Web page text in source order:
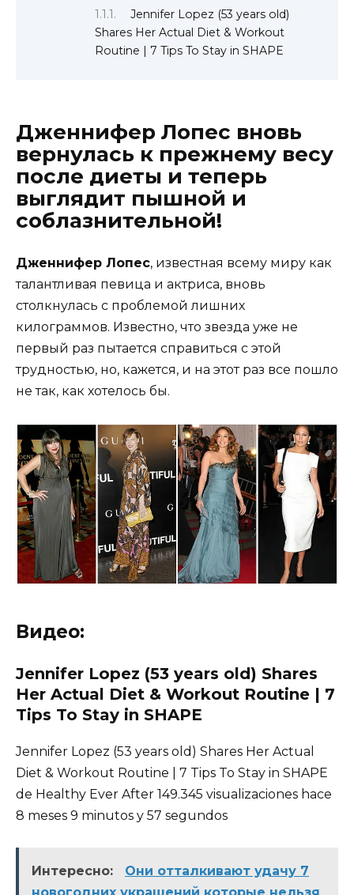
Jennifer Lopez (53 years old)
Shares Her Actual Diet & Workout
Routine | 7 Tips To Stay in SHAPE
Дженнифер Лопес вновь
вернулась к прежнему весу
после диеты и теперь
выглядит пышной и
соблазнительной!
Дженнифер Лопес, известная всему миру как
талантливая певица и актриса, вновь
столкнулась с проблемой лишних
килограммов. Известно, что звезда уже не
первый раз пытается справиться с этой
трудностью, но, кажется, и на этот раз все пошло
не так, как хотелось бы.
Видео:
Jennifer Lopez (53 years old) Shares
Her Actual Diet & Workout Routine | 7
Tips To Stay in SHAPE
Jennifer Lopez (53 years old) Shares Her Actual
Diet & Workout Routine | 7 Tips To Stay in SHAPE
de Healthy Ever After 149.345 visualizaciones hace
8 meses 9 minutos y 57 segundos
Интересно:
Они отталкивают удачу 7